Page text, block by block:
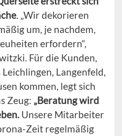
. „Wir dekorieren
um, je nachdem,
erfordern“,
Für die Kunden,
Langenfeld,
kommen, legt sich
Zeug: „Beratung wird
Unsere Mitarbeiter
Zeit regelmäßig